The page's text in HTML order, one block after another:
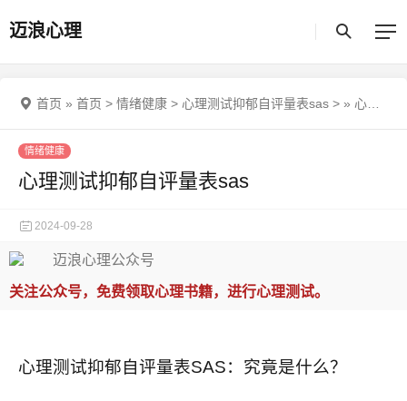
迈浪心理
首页 » 首页 > 情绪健康 > 心理测试抑郁自评量表sas > » 心理测试抑郁自评量表sas
情绪健康
心理测试抑郁自评量表sas
2024-09-28
关注公众号，免费领取心理书籍，进行心理测试。
心理测试抑郁自评量表SAS：究竟是什么？